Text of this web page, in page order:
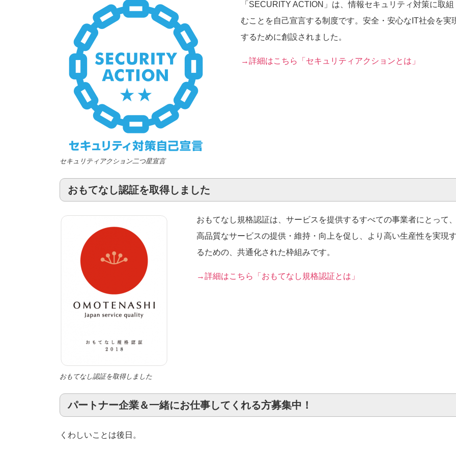
セキュリティアクション二つ星宣言
「SECURITY ACTION」は、情報セキュリティ対策に取組
むことを自己宣言する制度です。安全・安心なIT社会を実
するために創設されました。
→詳細はこちら「セキュリティアクションとは」
おもてなし認証を取得しました
おもてなし認証を取得しました
おもてなし規格認証は、サービスを提供するすべての事業者にとって
高品質なサービスの提供・維持・向上を促し、より高い生産性を実現
るための、共通化された枠組みです。
→詳細はこちら「おもてなし規格認証とは」
パートナー企業＆一緒にお仕事してくれる方募集中！
くわしいことは後日。